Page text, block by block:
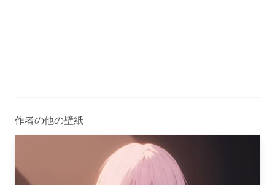
作者の他の壁紙